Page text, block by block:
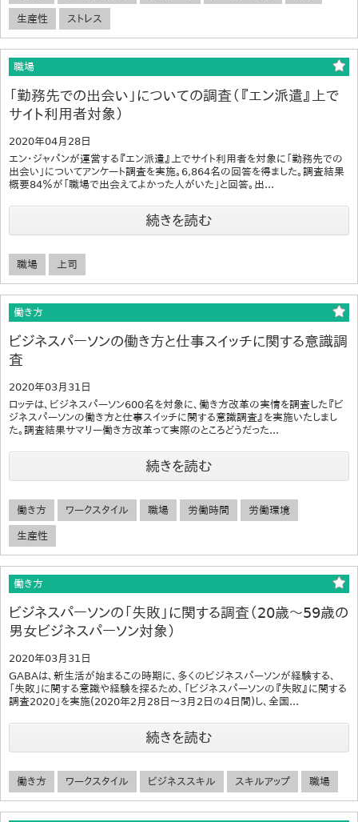
生産性 ストレス
職場
「勤務先での出会い」についての調査（『エン派遣』上で
サイト利用者対象）
2020年04月28日
エン・ジャパンが運営する『エン派遣』上でサイト利用者を対象に「勤務先での
出会い」についてアンケート調査を実施。6,864名の回答を得ました。調査結果
概要84％が「職場で出会えてよかった人がいた」と回答。出...
続きを読む
職場 上司
働き方
ビジネスパーソンの働き方と仕事スイッチに関する意識調
査
2020年03月31日
ロッテは、ビジネスパーソン600名を対象に、働き方改革の実情を調査した『ビ
ジネスパーソンの働き方と仕事スイッチに関する意識調査』を実施いたしまし
た。調査結果サマリー働き方改革って実際のところどうだった...
続きを読む
働き方 ワークスタイル 職場 労働時間 労働環境
生産性
働き方
ビジネスパーソンの「失敗」に関する調査（20歳～59歳の
男女ビジネスパーソン対象）
2020年03月31日
GABAは、新生活が始まるこの時期に、多くのビジネスパーソンが経験する、
「失敗」に関する意識や経験を探るため、「ビジネスパーソンの『失敗』に関する
調査2020」を実施(2020年2月28日～3月2日の4日間)し、全国...
続きを読む
働き方 ワークスタイル ビジネススキル スキルアップ 職場